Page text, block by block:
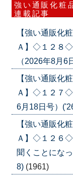
強い通販化粧
連載記事
【強い通販化
Ａ】◇１２８
（2026年8月6
【強い通販化
Ａ】◇１２７
6月18日号）
【強い通販化
Ａ】◇１２６
聞くことにな
8) (1961)